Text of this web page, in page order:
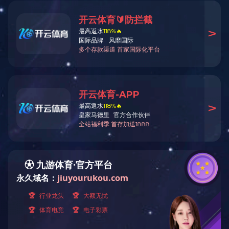
城院概况
学校概况
历史沿革
历任领导
学校标识
益阳师范高等
1976年11月，学校
家教委文件规定，
湖南城建高等
年，改名为湖南城